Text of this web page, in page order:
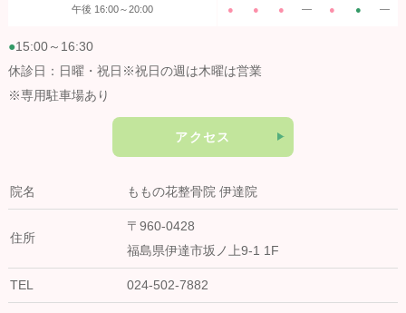
午後 16:00～20:00 ● ● ● ― ● ● ―
●15:00～16:30
休診日：日曜・祝日※祝日の週は木曜は営業
※専用駐車場あり
アクセス
院名 ももの花整骨院 伊達院
住所
〒960-0428
福島県伊達市坂ノ上9-1 1F
TEL 024-502-7882